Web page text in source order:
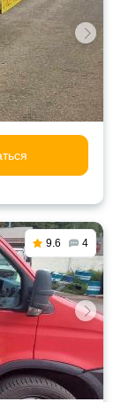
9.6 4